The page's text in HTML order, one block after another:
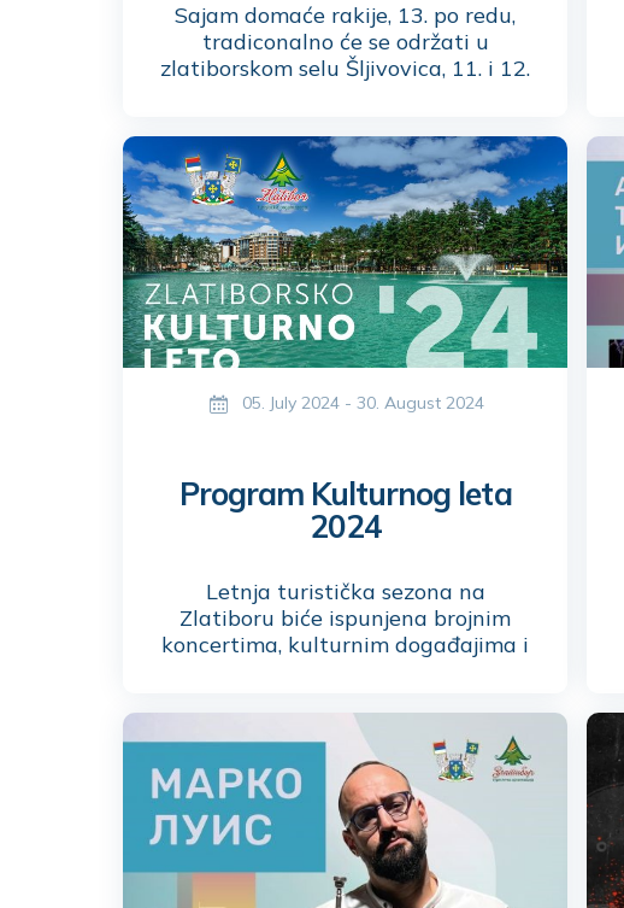
Sajam domaće rakije, 13. po redu,
tradiconalno će se održati u
zlatiborskom selu Šljivovica, 11. i 12.
05. July 2024 - 30. August 2024
Program Kulturnog leta
2024
Letnja turistička sezona na
Zlatiboru biće ispunjena brojnim
koncertima, kulturnim događajima i
se na letnjoj pozornici Kraljevog
trga, pored jezera koje krasi nova
multifunkcionalna fontana,
pružajući posetiocima pravi
dinamički spektakl.